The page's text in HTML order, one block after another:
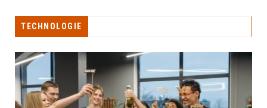
TECHNOLOGIE